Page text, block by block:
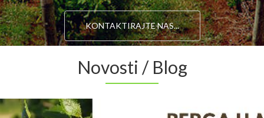
KONTAKTIRAJTE NAS...
Novosti / Blog